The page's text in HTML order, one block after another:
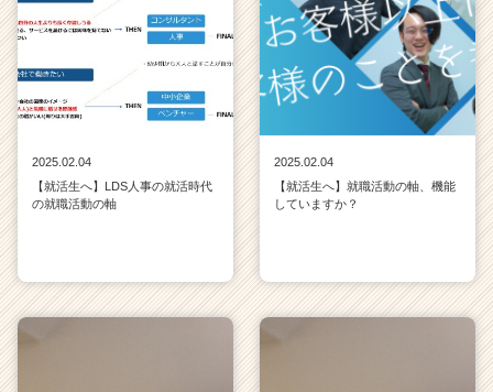
2025.02.04
【就活生へ】LDS人事の就活時代
の就職活動の軸
2025.02.04
【就活生へ】就職活動の軸、機能
していますか？